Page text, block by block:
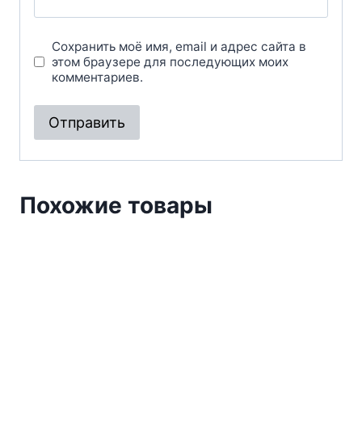
Сохранить моё имя, email и адрес сайта в
этом браузере для последующих моих
комментариев.
Похожие товары